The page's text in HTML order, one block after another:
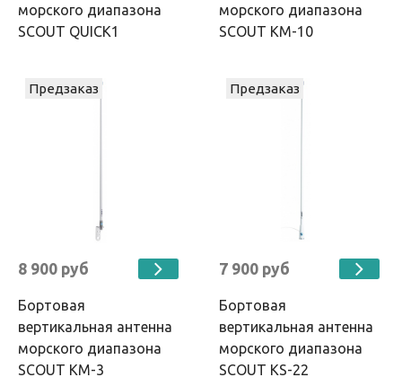
морского диапазона
SCOUT QUICK1
морского диапазона
SCOUT KM-10
Предзаказ
8 900 руб
Бортовая
вертикальная антенна
морского диапазона
SCOUT KM-3
Предзаказ
7 900 руб
Бортовая
вертикальная антенна
морского диапазона
SCOUT KS-22